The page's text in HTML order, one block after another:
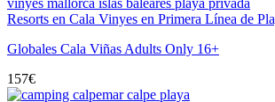
Resorts en Cala Vinyes en Primera Línea de
Globales Cala Viñas Adults Only 16+
157€